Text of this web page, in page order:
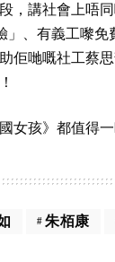
，講社會上唔
」、有義工嚟
佢哋嘅社工蔡
女孩》都值得一
朱栢康